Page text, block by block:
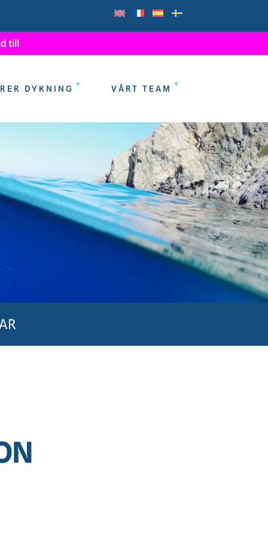
till
Surinöarna
DYKNING VÅRT TEAM